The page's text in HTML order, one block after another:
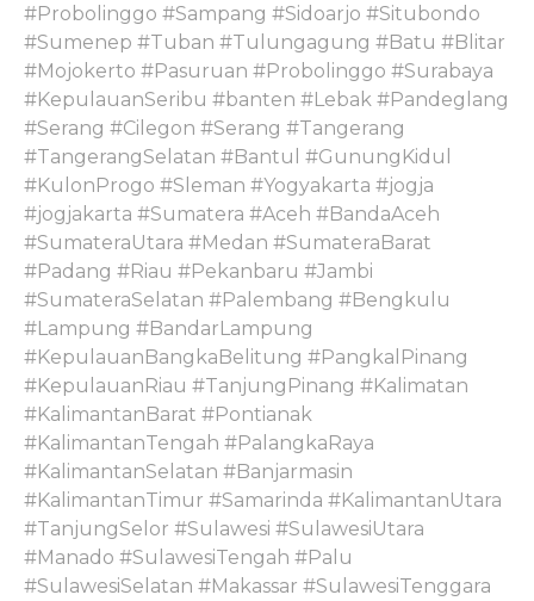
#Probolinggo #Sampang #Sidoarjo #Situbondo
#Sumenep #Tuban #Tulungagung #Batu #Blitar
#Mojokerto #Pasuruan #Probolinggo #Surabaya
#KepulauanSeribu #banten #Lebak #Pandeglang
#Serang #Cilegon #Serang #Tangerang
#TangerangSelatan #Bantul #GunungKidul
#KulonProgo #Sleman #Yogyakarta #jogja
#jogjakarta #Sumatera #Aceh #BandaAceh
#SumateraUtara #Medan #SumateraBarat
#Padang #Riau #Pekanbaru #Jambi
#SumateraSelatan #Palembang #Bengkulu
#Lampung #BandarLampung
#KepulauanBangkaBelitung #PangkalPinang
#KepulauanRiau #TanjungPinang #Kalimatan
#KalimantanBarat #Pontianak
#KalimantanTengah #PalangkaRaya
#KalimantanSelatan #Banjarmasin
#KalimantanTimur #Samarinda #KalimantanUtara
#TanjungSelor #Sulawesi #SulawesiUtara
#Manado #SulawesiTengah #Palu
#SulawesiSelatan #Makassar #SulawesiTenggara